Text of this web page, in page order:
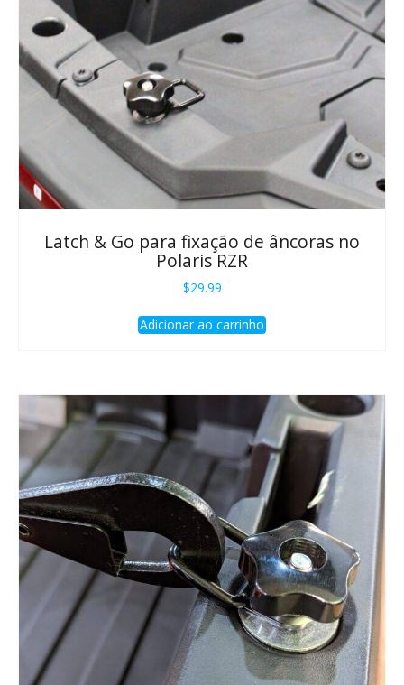
Latch & Go para fixação de âncoras no
Polaris RZR
$29.99
Adicionar ao carrinho